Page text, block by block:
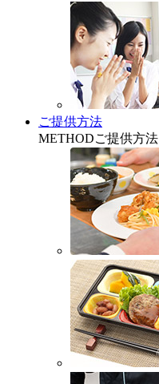
ご提供方法
METHODご提供方法